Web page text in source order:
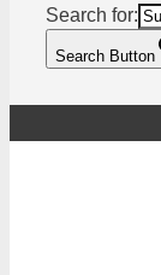
Search for:
Search Button